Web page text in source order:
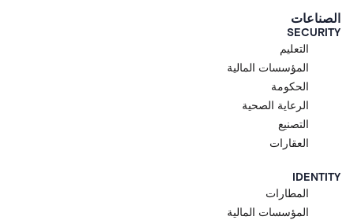
الصناعات
SECURITY
التعليم
المؤسسات المالية
الحكومة
الرعاية الصحية
التصنيع
العقارات
IDENTITY
المطارات
المؤسسات المالية